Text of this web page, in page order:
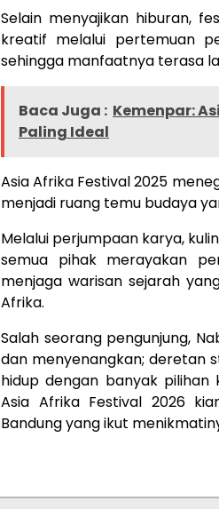
Selain menyajikan hiburan,
kreatif melalui pertemuan
sehingga manfaatnya terasa
Baca Juga : Kemenpar:
Paling Ideal
Asia Afrika Festival 2025
menjadi ruang temu budaya
Melalui perjumpaan karya,
semua pihak merayakan
menjaga warisan sejarah
Afrika.
Salah seorang pengunjung,
dan menyenangkan; deretan
hidup dengan banyak pilihan
Asia Afrika Festival 2026
Bandung yang ikut